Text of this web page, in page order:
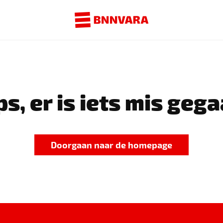
er is iets mis
Doorgaan naar de homepage